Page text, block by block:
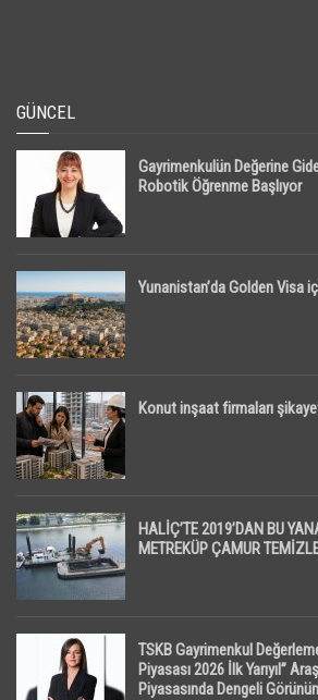
GÜNCEL
Gayrimenkulün Değerine
Robotik Öğrenme Başlıyor
Yunanistan’da Golden Visa
Konut inşaat firmaları
HALİÇ’TE 2019’DAN BU
METREKÜP ÇAMUR
TSKB Gayrimenkul
Piyasası 2026 İlk Yarıyıl”
Piyasasında Dengeli